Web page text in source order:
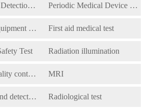
Medical Electric Detection Equipment Periodic Medical Device Detection Equipment
Rehabilitation equipment detection equipment First aid medical test
Test Radiation illumination
Bone density quality control detection MRI
Medical ultrasound detection Radiological test